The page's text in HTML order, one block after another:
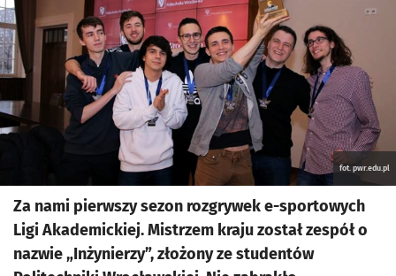
fot. pwr.edu.pl
Za nami pierwszy sezon rozgrywek e-sportowych
Ligi Akademickiej. Mistrzem kraju został zespół o
nazwie „Inżynierzy”, złożony ze studentów